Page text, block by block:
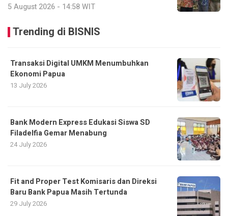
5 August 2026 - 14:58 WIT
Trending di BISNIS
Transaksi Digital UMKM Menumbuhkan
Ekonomi Papua
13 July 2026
Bank Modern Express Edukasi Siswa SD
Filadelfia Gemar Menabung
24 July 2026
Fit and Proper Test Komisaris dan Direksi
Baru Bank Papua Masih Tertunda
29 July 2026